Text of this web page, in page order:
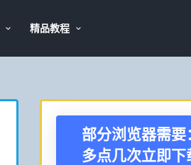
精品教程
部分浏览器需要
多点几次立即下